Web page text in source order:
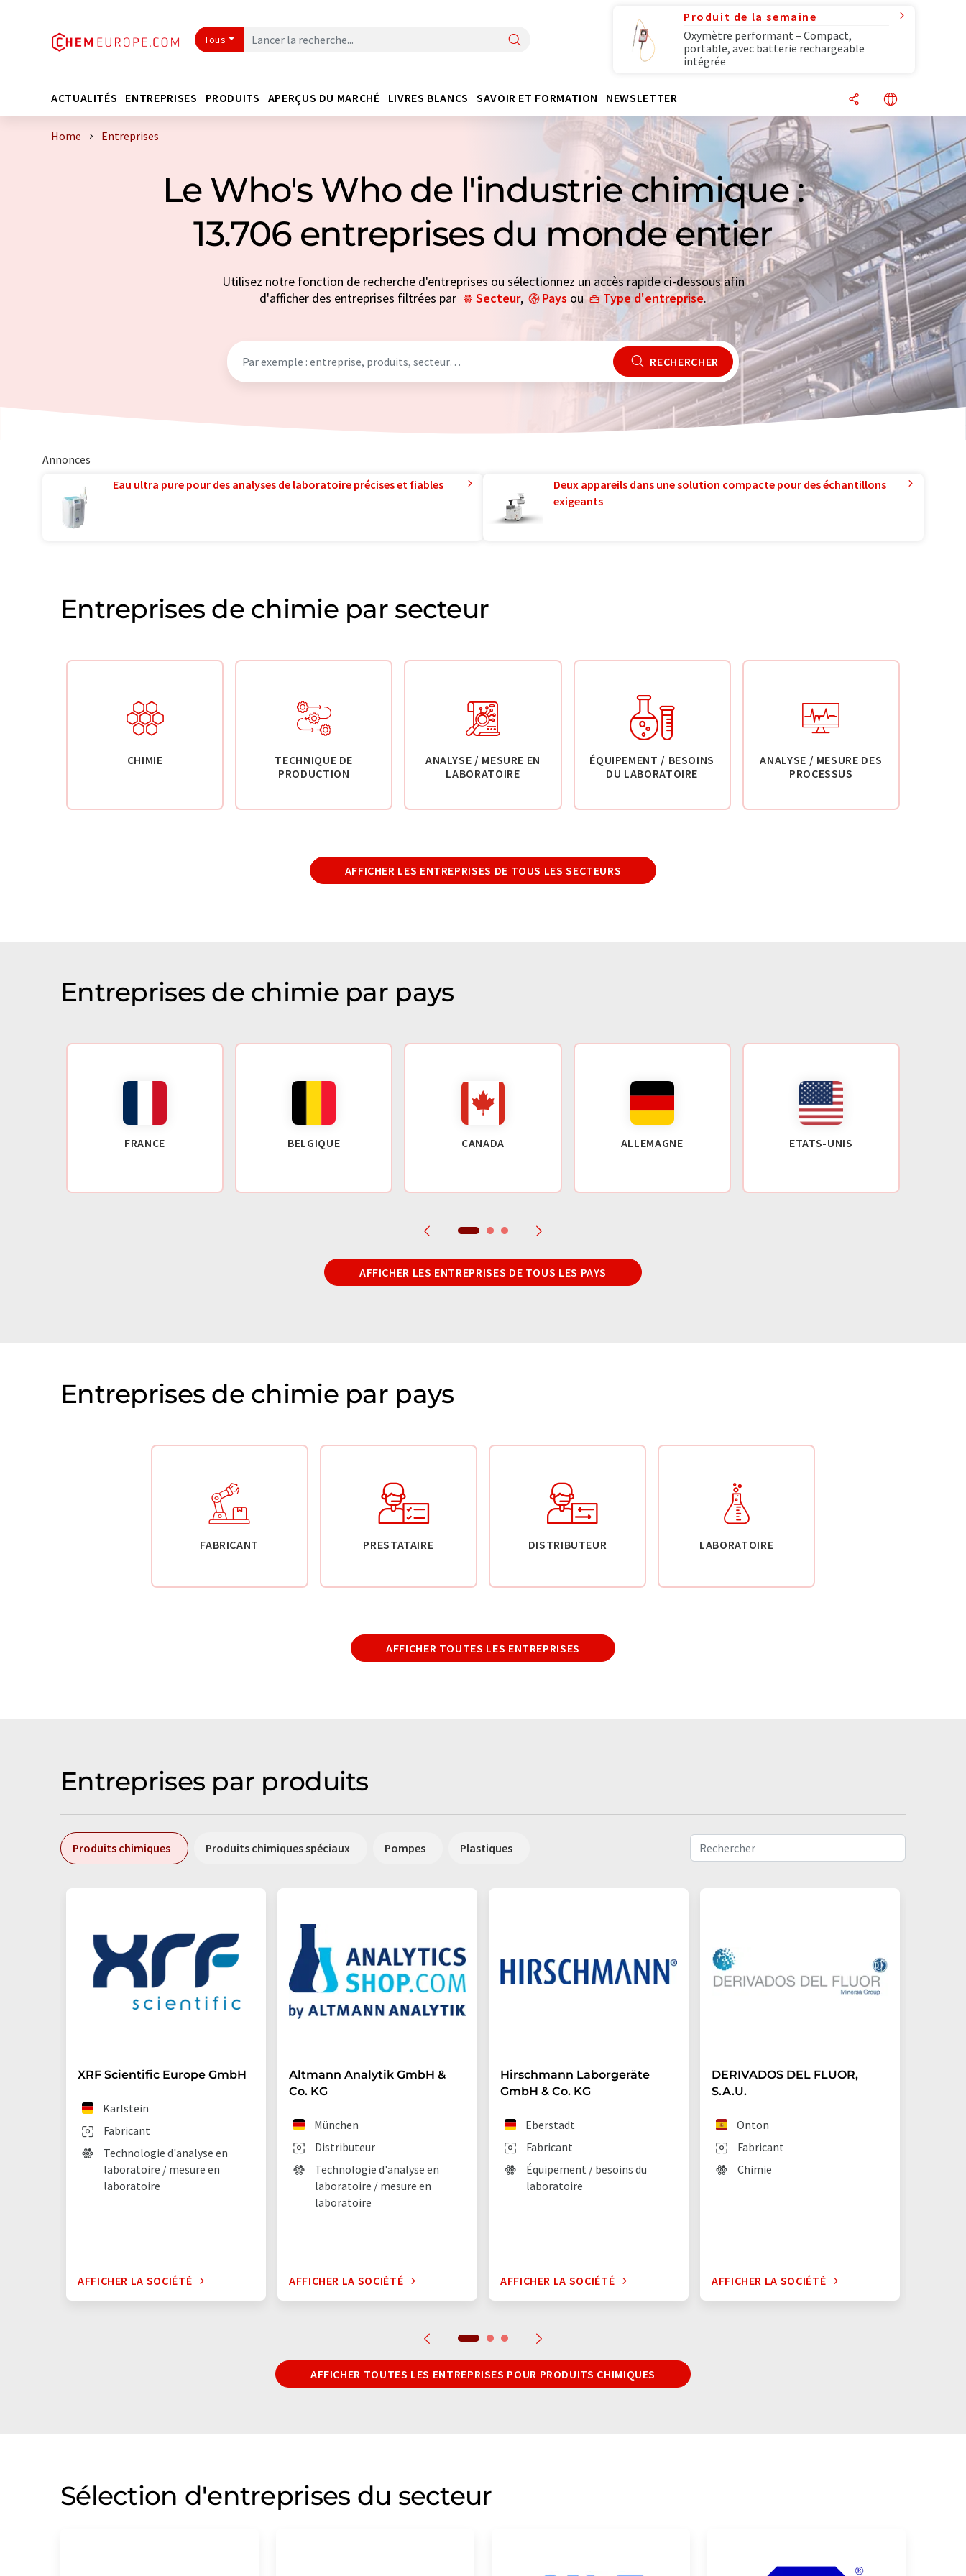
Tous
Produit de la semaine
Oxymètre performant – Compact,
portable, avec batterie rechargeable
intégrée
ACTUALITÉS ENTREPRISES PRODUITS APERÇUS DU MARCHÉ LIVRES BLANCS SAVOIR ET FORMATION NEWSLETTER
Home Entreprises
Le Who's Who de l'industrie chimique :
13.706 entreprises du monde entier
Utilisez notre fonction de recherche d'entreprises ou sélectionnez un accès rapide ci-dessous afin
d'afficher des entreprises filtrées par
Secteur, Pays ou Type d'entreprise.
RECHERCHER
Annonces
Eau ultra pure pour des analyses de laboratoire précises et fiables
Deux appareils dans une solution compacte pour des échantillons
exigeants
Entreprises de chimie par secteur
CHIMIE
TECHNIQUE DE
PRODUCTION
ANALYSE / MESURE EN
LABORATOIRE
ÉQUIPEMENT / BESOINS
DU LABORATOIRE
ANALYSE / MESURE DES
PROCESSUS
AFFICHER LES ENTREPRISES DE TOUS LES SECTEURS
Entreprises de chimie par pays
FRANCE BELGIQUE CANADA ALLEMAGNE ETATS-UNIS
AFFICHER LES ENTREPRISES DE TOUS LES PAYS
Entreprises de chimie par pays
FABRICANT PRESTATAIRE DISTRIBUTEUR LABORATOIRE
AFFICHER TOUTES LES ENTREPRISES
Entreprises par produits
Produits chimiques Produits chimiques spéciaux Pompes Plastiques
XRF Scientific Europe GmbH
Fabricant
Karlstein
Technologie d'analyse en
laboratoire / mesure en
laboratoire
AFFICHER LA SOCIÉTÉ
Altmann Analytik GmbH &
Co. KG
Distributeur
München
Technologie d'analyse en
laboratoire / mesure en
laboratoire
AFFICHER LA SOCIÉTÉ
Hirschmann Laborgeräte
GmbH & Co. KG
Fabricant
Eberstadt
Équipement / besoins du
laboratoire
AFFICHER LA SOCIÉTÉ
DERIVADOS DEL FLUOR,
S.A.U.
Fabricant
Onton
Chimie
AFFICHER LA SOCIÉTÉ
AFFICHER TOUTES LES ENTREPRISES POUR PRODUITS CHIMIQUES
Sélection d'entreprises du secteur